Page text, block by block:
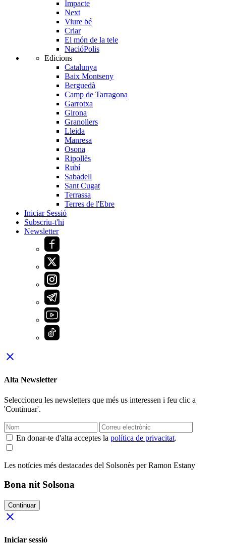
Impacte
Next
Viure bé
Criar
El món de la tele
NacióPolis
Edicions
Catalunya
Baix Montseny
Berguedà
Camp de Tarragona
Garrotxa
Girona
Granollers
Lleida
Manresa
Osona
Ripollès
Rubí
Sabadell
Sant Cugat
Terrassa
Terres de l'Ebre
Iniciar Sessió
Subscriu-t'hi
Newsletter
close
Alta Newsletter
Seleccioneu les newsletters que més us interessen i feu clic a
'Continuar'.
En donar-te d'alta acceptes la política de privacitat.
Les notícies més destacades del Solsonès per Ramon Estany
Bona nit Solsona
Continuar
close
Iniciar sessió